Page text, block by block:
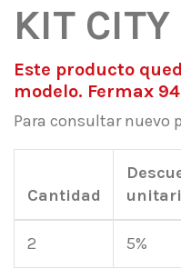
KIT CITY
Este producto
modelo. Fermax
Para consultar nuevo
Cantidad
2 5%